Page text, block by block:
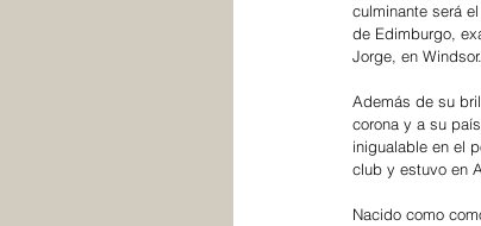
culminante será
de Edimburgo,
Jorge, en Windsor.
Además de su
corona y a su
inigualable en el
club y estuvo en
Nacido como